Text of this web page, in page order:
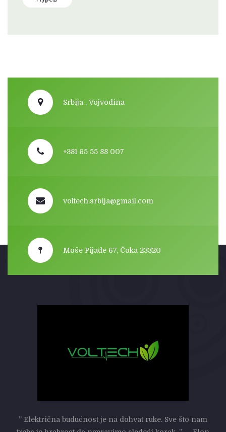
Srbija , Vojvodina
+381 65 55 88 007
voltech.srbija@gmail.com
Moše Pijade 67, Čoka 23320
” Električna budućnost je na dohvat ruke. Sve što nam